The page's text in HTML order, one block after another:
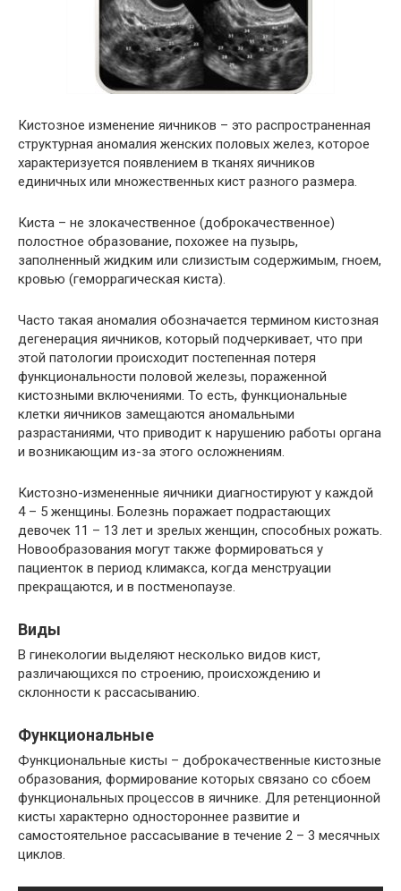
Кистозное изменение яичников – это распространенная
структурная аномалия женских половых желез, которое
характеризуется появлением в тканях яичников
единичных или множественных кист разного размера.
Киста – не злокачественное (доброкачественное)
полостное образование, похожее на пузырь,
заполненный жидким или слизистым содержимым, гноем,
кровью (геморрагическая киста).
Часто такая аномалия обозначается термином кистозная
дегенерация яичников, который подчеркивает, что при
этой патологии происходит постепенная потеря
функциональности половой железы, пораженной
кистозными включениями. То есть, функциональные
клетки яичников замещаются аномальными
разрастаниями, что приводит к нарушению работы органа
и возникающим из-за этого осложнениям.
Кистозно-измененные яичники диагностируют у каждой
4 – 5 женщины. Болезнь поражает подрастающих
девочек 11 – 13 лет и зрелых женщин, способных рожать.
Новообразования могут также формироваться у
пациенток в период климакса, когда менструации
прекращаются, и в постменопаузе.
Виды
В гинекологии выделяют несколько видов кист,
различающихся по строению, происхождению и
склонности к рассасыванию.
Функциональные
Функциональные кисты – доброкачественные кистозные
образования, формирование которых связано со сбоем
функциональных процессов в яичнике. Для ретенционной
кисты характерно одностороннее развитие и
самостоятельное рассасывание в течение 2 – 3 месячных
циклов.